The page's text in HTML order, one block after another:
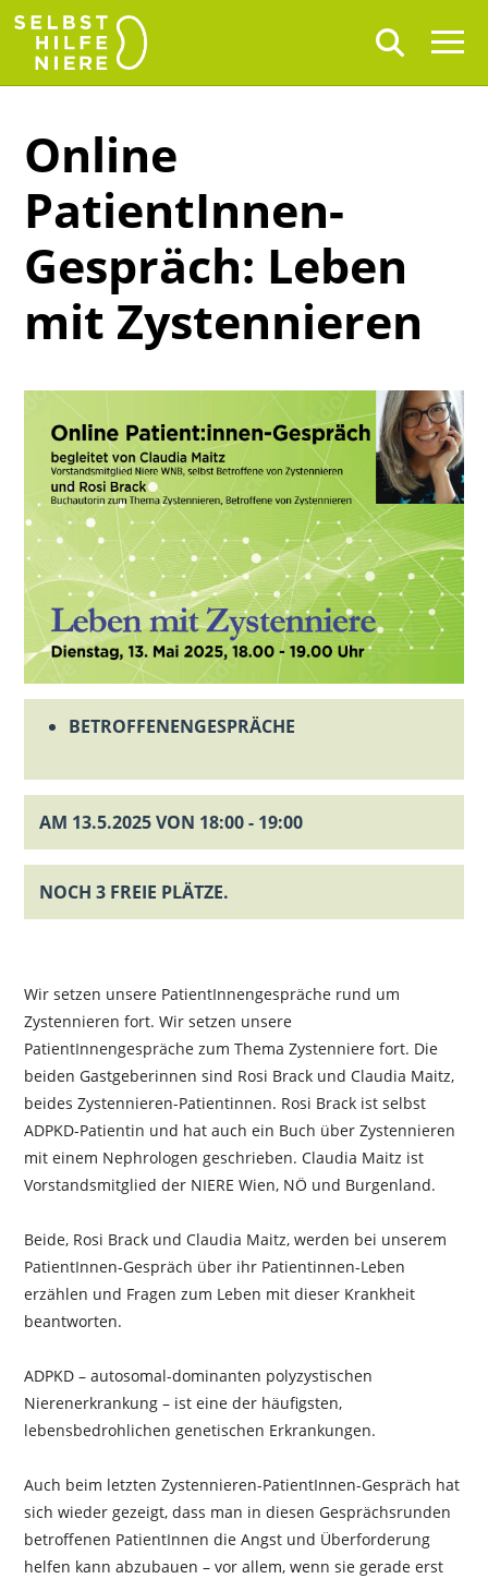
Online
PatientInnen-
Gespräch: Leben
mit Zystennieren
BETROFFENENGESPRÄCHE
AM 13.5.2025 VON 18:00 - 19:00
NOCH 3 FREIE PLÄTZE.
Wir setzen unsere PatientInnengespräche rund um
Zystennieren fort. Wir setzen unsere
PatientInnengespräche zum Thema Zystenniere fort. Die
beiden Gastgeberinnen sind Rosi Brack und Claudia Maitz,
beides Zystennieren-Patientinnen. Rosi Brack ist selbst
ADPKD-Patientin und hat auch ein Buch über Zystennieren
mit einem Nephrologen geschrieben. Claudia Maitz ist
Vorstandsmitglied der NIERE Wien, NÖ und Burgenland.
Beide, Rosi Brack und Claudia Maitz, werden bei unserem
PatientInnen-Gespräch über ihr Patientinnen-Leben
erzählen und Fragen zum Leben mit dieser Krankheit
beantworten.
ADPKD – autosomal-dominanten polyzystischen
Nierenerkrankung – ist eine der häufigsten,
lebensbedrohlichen genetischen Erkrankungen.
Auch beim letzten Zystennieren-PatientInnen-Gespräch hat
sich wieder gezeigt, dass man in diesen Gesprächsrunden
betroffenen PatientInnen die Angst und Überforderung
helfen kann abzubauen – vor allem, wenn sie gerade erst